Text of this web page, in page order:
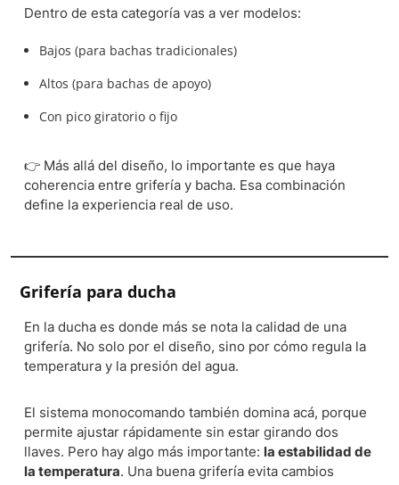
Dentro de esta categoría vas a ver modelos:
Bajos (para bachas tradicionales)
Altos (para bachas de apoyo)
Con pico giratorio o fijo
👉 Más allá del diseño, lo importante es que haya
coherencia entre grifería y bacha. Esa combinación
define la experiencia real de uso.
Grifería para ducha
En la ducha es donde más se nota la calidad de una
grifería. No solo por el diseño, sino por cómo regula la
temperatura y la presión del agua.
El sistema monocomando también domina acá, porque
permite ajustar rápidamente sin estar girando dos
llaves. Pero hay algo más importante: la estabilidad de
la temperatura. Una buena grifería evita cambios